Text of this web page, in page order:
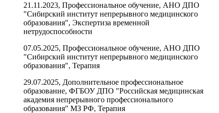
21.11.2023, Профессиональное обучение, АНО ДПО
"Сибирский институт непрерывного медицинского
образования", Экспертиза временной
нетрудоспособности
07.05.2025, Профессиональное обучение, АНО ДПО
"Сибирский институт непрерывного медицинского
образования", Терапия
29.07.2025, Дополнительное профессиональное
образование, ФГБОУ ДПО "Российская медицинская
академия непрерывного профессионального
образования" МЗ РФ, Терапия